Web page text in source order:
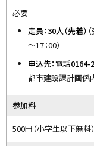
必要
定員：30人（先着）
～17：00）
申込先：電話
都市建設課計画係
参加料
500円（小学生以下無料）